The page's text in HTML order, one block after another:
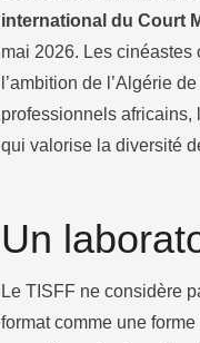
international du Court
mai 2026. Les
l’ambition de l’Algérie
professionnels africains,
qui valorise la diversité
Un
Le TISFF ne considère
format comme une